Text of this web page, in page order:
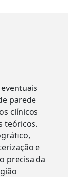
parede
clínicos
teóricos.
e
precisa da